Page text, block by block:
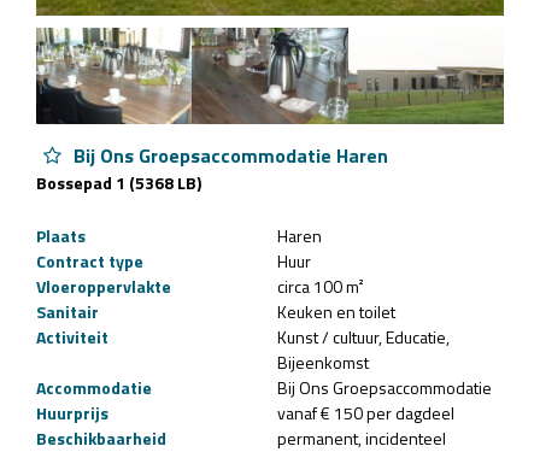
Bij Ons Groepsaccommodatie Haren
Bossepad 1 (5368 LB)
Plaats
Haren
Contract type
Huur
Vloeroppervlakte
circa 100 m²
Sanitair
Keuken en toilet
Activiteit
Kunst / cultuur Educatie
Bijeenkomst
Accommodatie
Bij Ons Groepsaccommodatie
Huurprijs
vanaf € 150 per dagdeel
Beschikbaarheid
permanent incidenteel